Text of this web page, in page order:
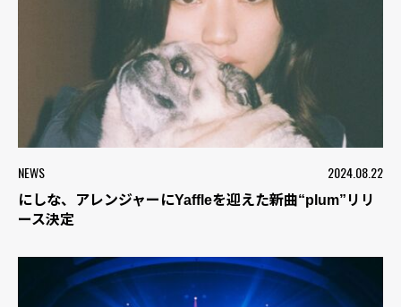
NEWS 2024.08.22
にしな、アレンジャーにYaffleを迎えた新曲“plum”リリ
ース決定